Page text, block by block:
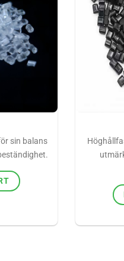
sin balans